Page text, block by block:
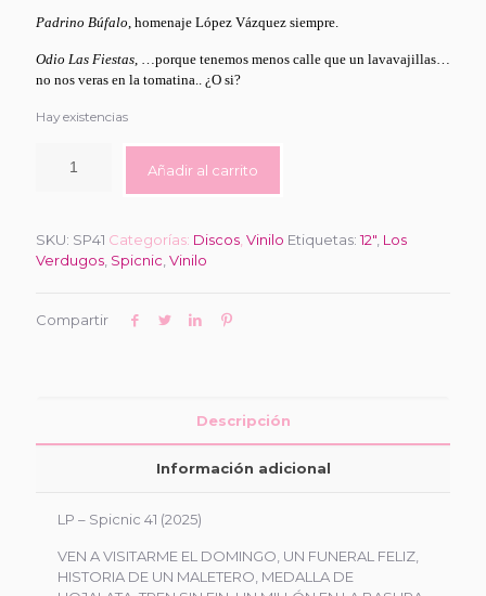
Padrino Búfalo , homenaje López Vázquez siempre.
Odio Las Fiestas , …porque tenemos menos calle que un lavavajillas…
no nos veras en la tomatina.. ¿O si?
Hay existencias
Añadir al carrito
SKU: SP41 Categorías: Discos Vinilo Etiquetas:12" Los
Verdugos Spicnic Vinilo
Compartir
Descripción
Información adicional
LP – Spicnic 41 (2025)
VEN A VISITARME EL DOMINGO, UN FUNERAL FELIZ,
HISTORIA DE UN MALETERO, MEDALLA DE